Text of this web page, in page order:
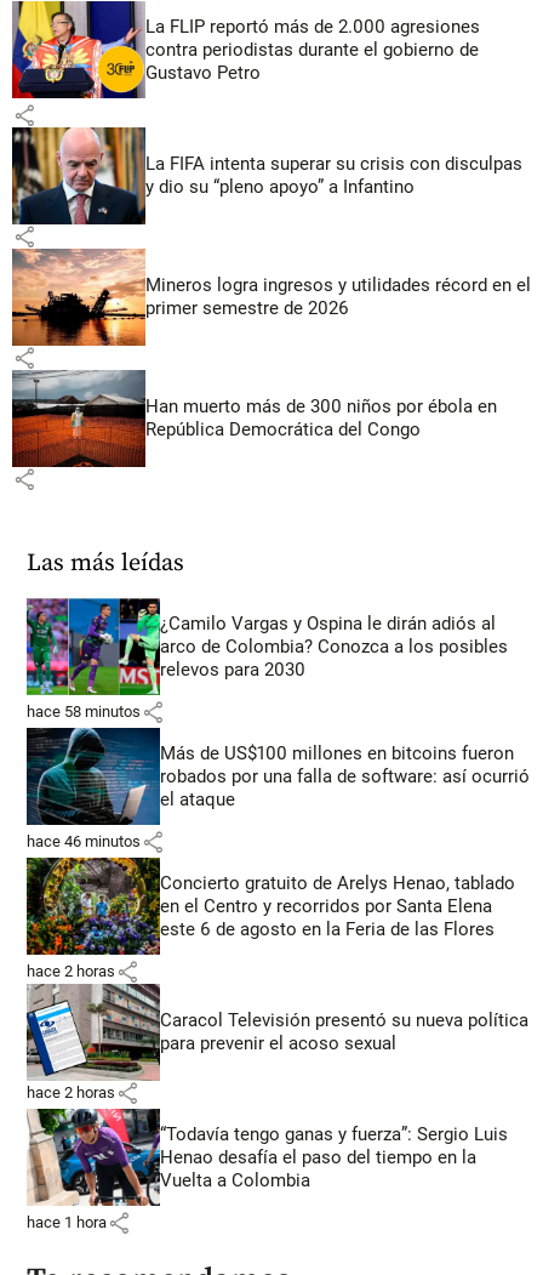
La FLIP reportó más de 2.000 agresiones
contra periodistas durante el gobierno de
Gustavo Petro
share
La FIFA intenta superar su crisis con disculpas
y dio su “pleno apoyo” a Infantino
share
Mineros logra ingresos y utilidades récord en el
primer semestre de 2026
share
Han muerto más de 300 niños por ébola en
República Democrática del Congo
share
Las más leídas
¿Camilo Vargas y Ospina le dirán adiós al
arco de Colombia? Conozca a los posibles
relevos para 2030
hace 58 minutos share
Más de US$100 millones en bitcoins fueron
robados por una falla de software: así ocurrió
el ataque
hace 46 minutos share
Concierto gratuito de Arelys Henao, tablado
en el Centro y recorridos por Santa Elena
este 6 de agosto en la Feria de las Flores
hace 2 horas share
Caracol Televisión presentó su nueva política
para prevenir el acoso sexual
hace 2 horas share
“Todavía tengo ganas y fuerza”: Sergio Luis
Henao desafía el paso del tiempo en la
Vuelta a Colombia
hace 1 hora share